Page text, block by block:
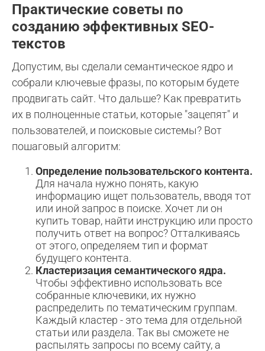
Практические советы по
созданию эффективных SEO-
текстов
Допустим, вы сделали семантическое ядро и
собрали ключевые фразы, по которым будете
продвигать сайт. Что дальше? Как превратить
их в полноценные статьи, которые "зацепят" и
пользователей, и поисковые системы? Вот
пошаговый алгоритм:
Определение пользовательского контента.
Для начала нужно понять, какую
информацию ищет пользователь, вводя тот
или иной запрос в поиске. Хочет ли он
купить товар, найти инструкцию или просто
получить ответ на вопрос? Отталкиваясь
от этого, определяем тип и формат
будущего контента.
Кластеризация семантического ядра.
Чтобы эффективно использовать все
собранные ключевики, их нужно
распределить по тематическим группам.
Каждый кластер - это тема для отдельной
статьи или раздела. Так вы сможете не
распылять запросы по всему сайту, а